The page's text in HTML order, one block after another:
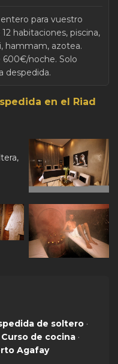
entero para vuestro
habitaciones, piscina,
hammam, azotea.
600€/noche. Solo
despedida.
en el Riad
de soltero ·
Curso de cocina ·
Agafay